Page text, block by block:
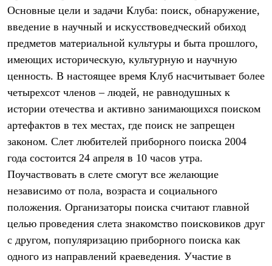
Брюки
Штормовая одежда
Куртки
Софтшелл одежда
Куртки
Брюки
Флисовая одежда
Куртки
Брюки
Термобелье
Теплое термобелье
Среднее термобелье
Легкое термобелье
Лёгкая одежда
Футболки
Толстовки
Брюки
Женская одежда
Утепленная пухом
Основные цели и задачи Клуба: поиск, обнаружение,
введение в научный и искусствоведческий обиход
предметов материальной культуры и быта прошлого,
имеющих историческую, культурную и научную
ценность. В настоящее время Клуб насчитывает более
четырехсот членов – людей, не равнодушных к
истории отечества и активно занимающихся поиском
артефактов в тех местах, где поиск не запрещен
законом. Слет любителей приборного поиска 2004
года состоится 24 апреля в 10 часов утра.
Поучаствовать в слете смогут все желающие
независимо от пола, возраста и социального
положения. Организаторы поиска считают главной
целью проведения слета знакомство поисковиков друг
с другом, популяризацию приборного поиска как
одного из направлений краеведения. Участие в